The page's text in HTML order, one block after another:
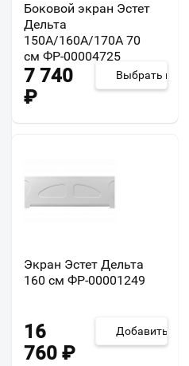
Боковой экран Эстет
Дельта
150А/160А/170А 70
см ФР-00004725
7 740
₽
Выбрать из 2
Экран Эстет Дельта
160 см ФР-00001249
16
760 ₽
Добавить